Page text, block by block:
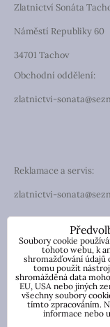
Zlatnictví Sonáta
Náměstí Republiky 60
34701 Tachov
Obchodní oddělení:
zlatnictvi-
Reklamace a servis:
zlatnictvi-
TELEFON
Telefon: +420 774 194
IČO: 13854976
DIČ: CZ7057181846
Nicole Wetzlerová
Soubory cookie
tohoto webu, k
shromažďování údajů
tomu použít
shromážděná data
EU, USA nebo jiných
všechny soubory
tímto zpracováním.
informace nebo